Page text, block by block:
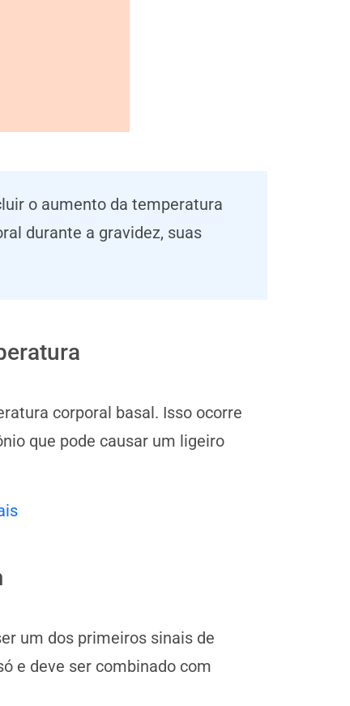
o aumento da temperatura
durante a gravidez, suas
corporal basal. Isso ocorre
que pode causar um ligeiro
um dos primeiros sinais de
e deve ser combinado com